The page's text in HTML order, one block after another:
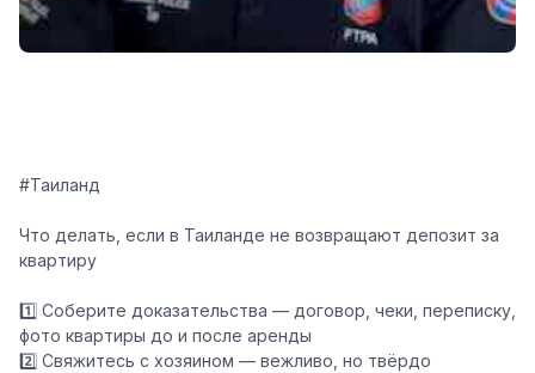
#Таиланд
️Что делать, если в Таиланде не возвращают депозит за
квартиру️
1️⃣ Соберите доказательства — договор, чеки, переписку,
фото квартиры до и после аренды
2️⃣ Свяжитесь с хозяином — вежливо, но твёрдо